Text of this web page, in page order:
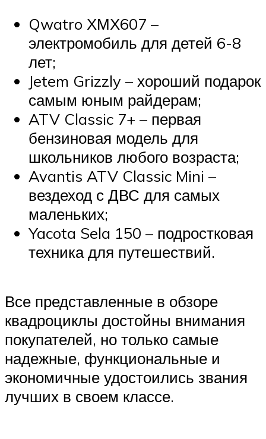
Qwatro ХМХ607 –
электромобиль для детей 6-8
лет;
Jetem Grizzly – хороший подарок
самым юным райдерам;
ATV Classic 7+ – первая
бензиновая модель для
школьников любого возраста;
Avantis ATV Classic Mini –
вездеход с ДВС для самых
маленьких;
Yacota Sela 150 – подростковая
техника для путешествий.
Все представленные в обзоре
квадроциклы достойны внимания
покупателей, но только самые
надежные, функциональные и
экономичные удостоились звания
лучших в своем классе.